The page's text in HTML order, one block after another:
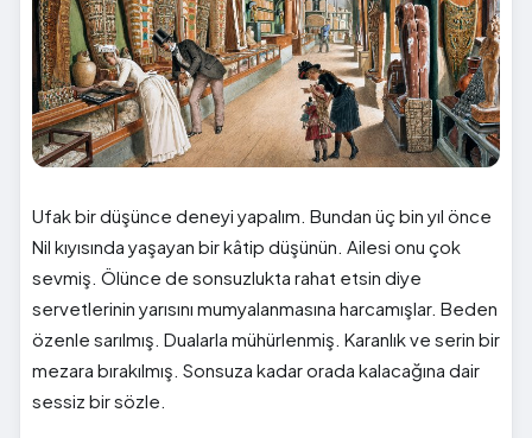
Ufak bir düşünce deneyi yapalım. Bundan üç bin yıl önce
Nil kıyısında yaşayan bir kâtip düşünün. Ailesi onu çok
sevmiş. Ölünce de sonsuzlukta rahat etsin diye
servetlerinin yarısını mumyalanmasına harcamışlar. Beden
özenle sarılmış. Dualarla mühürlenmiş. Karanlık ve serin bir
mezara bırakılmış. Sonsuza kadar orada kalacağına dair
sessiz bir sözle.